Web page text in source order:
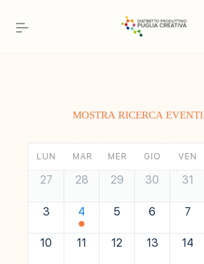
viste
Navigazione
MOSTRA RICERCA EVENTI
Calendario
Eventi
Calendario
Eventi
LUN MAR MER GIO VEN
27 28 29 30 31
3 4 5 6 7
10 11 12 13 14